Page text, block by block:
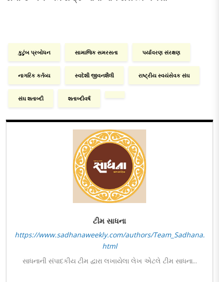
કુટુંબ પ્રબોધન સામાજિક સમરસતા પર્યાવરણ સંરક્ષણ
નાગરિક કર્તવ્ય સ્વદેશી જીવનશૈલી રાષ્ટ્રીય સ્વયંસેવક સંઘ
સંઘ શતાબ્દી શતાબ્દીવર્ષ
ટીમ સાધના
https://www.sadhanaweekly.com/authors/Team_Sadhana.
html
સાધનાની સંપાદકીય ટીમ દ્વારા લખાયેલા લેખ એટલે ટીમ સાધના...